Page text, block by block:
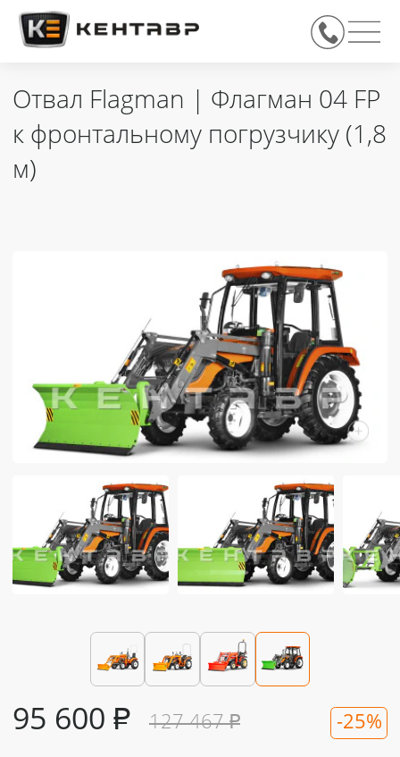
Отвал Flagman | Флагман 04 FP
к фронтальному погрузчику (1,8
м)
127 467₽ -25%
95 600 ₽